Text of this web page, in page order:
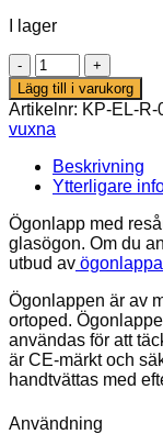
I lager
Ögonlapp
med
resår
(Vuxna)
–
Grey
Paisley
mängd
Lägg till i varukorg
Artikelnr: KP-EL-R-
vuxna
Beskrivning
Ytterligare
Ögonlapp med
glasögon. Om du
utbud av
Ögonlappen är av
ortoped.
användas för att
är CE-märkt och
handtvättas med
Användning